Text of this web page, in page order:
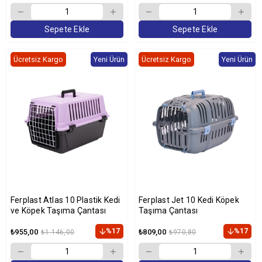
Sepete Ekle Sepete Ekle
Ferplast Atlas 10 Plastik Kedi
ve Köpek Taşıma Çantası
₺955,00 ₺1.146,00 %17
Ücretsiz Kargo Yeni Ürün
Ferplast Jet 10 Kedi Köpek
Taşıma Çantası
₺809,00 ₺970,80 %17
Ücretsiz Kargo Yeni Ürün